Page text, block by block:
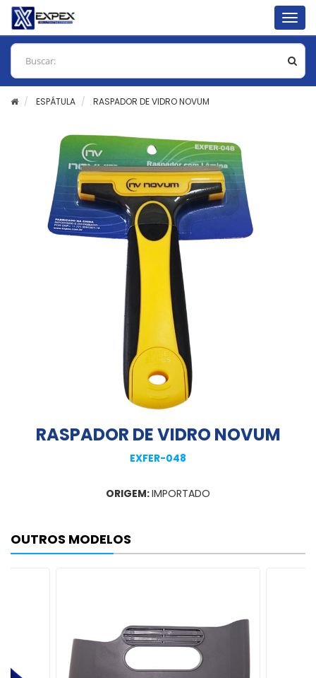
ESPÁTULA RASPADOR DE VIDRO NOVUM
RASPADOR DE VIDRO NOVUM
EXFER-048
ORIGEM:IMPORTADO
OUTROS MODELOS